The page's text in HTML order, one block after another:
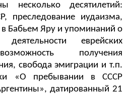
несколько десятилетий:
преследование иудаизма,
в Бабьем Яру и упоминаний о
еврейских
получения
свобода эмиграции и т.п.
«О пребывании в СССР
датированный 21